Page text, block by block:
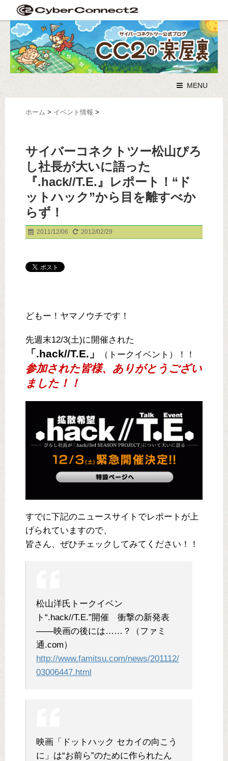
MENU
ホーム > イベント情報 >
サイバーコネクトツー松山ぴろ
し社長が大いに語った
『.hack//T.E.』レポート！“ド
ットハック”から目を離すべか
らず！
2011/12/06 2012/02/29
どもー！ヤマノウチです！
先週末12/3(土)に開催された
「.hack//T.E.」 （トークイベント）！！
参加された皆様、ありがとうござい
ました！！
すでに下記のニュースサイトでレポートが上
げられていますので、
皆さん、ぜひチェックしてみてください！！
松山洋氏トークイベン
ト“.hack//T.E.”開催 衝撃の新発表
――映画の後には……？（ファミ
通.com）
http://www.famitsu.com/news/201112/
03006447.html
映画「ドットハック セカイの向こう
に」は“お前ら”のために作られたん